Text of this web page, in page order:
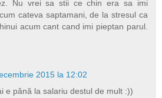
Nu vrei sa stii ce chin era sa imi
cateva saptamani, de la stresul ca
acum cant cand imi pieptan parul.
2015 la 12:02
e până la salariu destul de mult :))